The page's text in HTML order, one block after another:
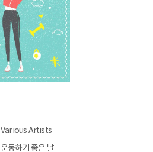
Various Artists
운동하기 좋은 날